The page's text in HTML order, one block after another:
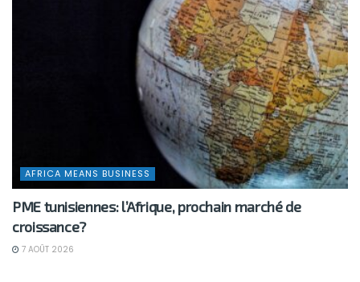
AFRICA MEANS BUSINESS
PME tunisiennes: l’Afrique, prochain marché de
croissance?
7 AOÛT 2026